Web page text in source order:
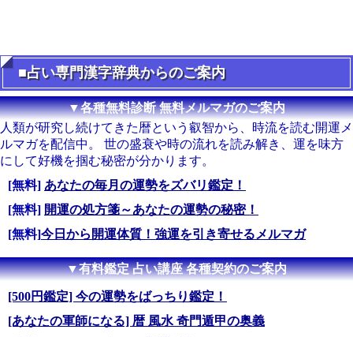
■占い専門漢字辞典からのご案内
▼各種無料診断 無料メルマガのご案内
人類が研究し続けてきた暦という叡智から、時流を読む開運メ
ルマガを配信中。 世の盛衰や時の流れを読み解き、運を味方
にして好機を掴む秘密が分かります。
[無料] あなたの毎月の運勢をズバリ鑑定！
[無料] 開運の処方箋～あなたの運勢の秘密！
[無料]今日から開運体質！強運を引き寄せるメルマガ
▼有料鑑定 占い講座 各種契約のご案内
[500円鑑定] 今の運勢をばっちり鑑定！
[あなたの軍師になる] 暦 風水 奇門遁甲の奥義